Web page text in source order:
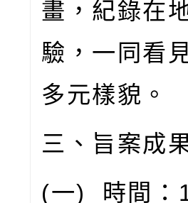
畫，紀錄在
驗，一同看
多元樣貌。
三、旨案成
(一) 時間：